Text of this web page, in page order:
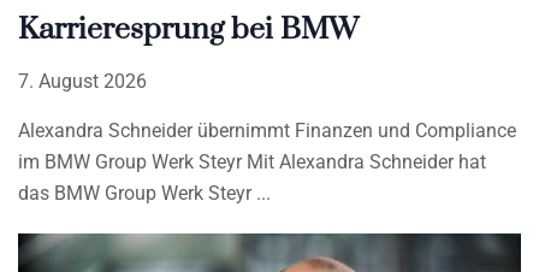
Karrieresprung bei BMW
7. August 2026
Alexandra Schneider übernimmt Finanzen und Compliance
im BMW Group Werk Steyr Mit Alexandra Schneider hat
das BMW Group Werk Steyr